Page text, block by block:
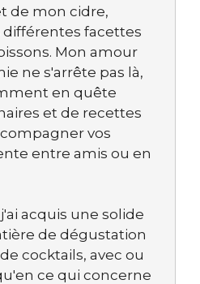
de mon cidre,
différentes facettes
Mon amour
ne s'arrête pas là,
en quête
et de recettes
vos
entre amis ou en
acquis une solide
de dégustation
cocktails, avec ou
ce qui concerne